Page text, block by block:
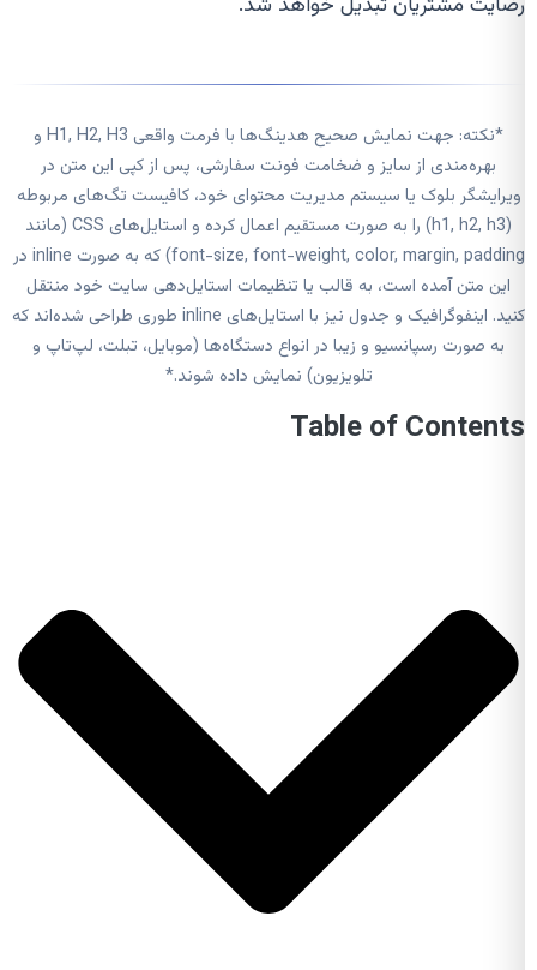
*نکته: جهت نمایش صحیح هدینگ‌ها با فرمت واقعی H1, H2, H3 و
بهره‌مندی از سایز و ضخامت فونت سفارشی، پس از کپی این متن در
ویرایشگر بلوک یا سیستم مدیریت محتوای خود، کافیست تگ‌های مربوطه
(h1, h2, h3) را به صورت مستقیم اعمال کرده و استایل‌های CSS (مانند
font-size, font-weight, color, margin, padding) که به صورت inline در
این متن آمده است، به قالب یا تنظیمات استایل‌دهی سایت خود منتقل
کنید. اینفوگرافیک و جدول نیز با استایل‌های inline طوری طراحی شده‌اند که
به صورت رسپانسیو و زیبا در انواع دستگاه‌ها (موبایل، تبلت، لپ‌تاپ و
تلویزیون) نمایش داده شوند.*
Table of Contents